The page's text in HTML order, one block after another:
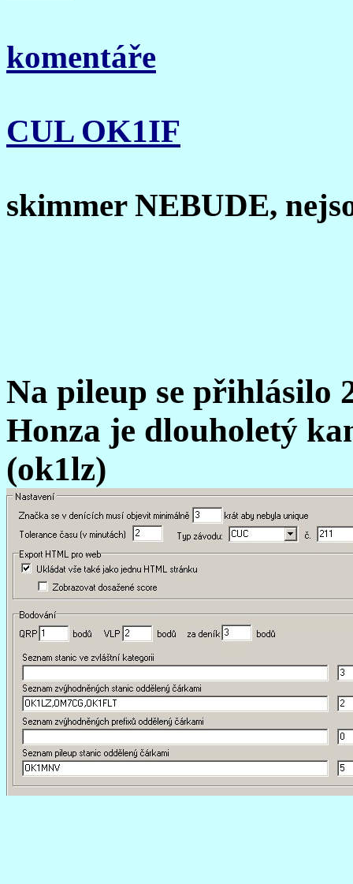
komentáře
CUL OK1IF
skimmer NEBUDE,
Na pileup se přihlásilo
Honza je dlouholetý
(ok1lz)